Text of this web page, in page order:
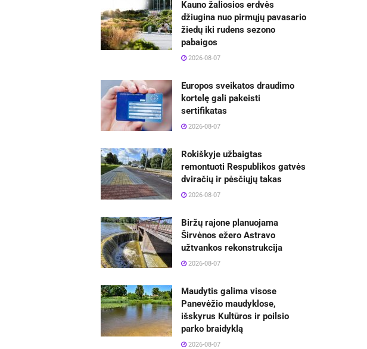
Kauno žaliosios erdvės
džiugina nuo pirmųjų pavasario
žiedų iki rudens sezono
pabaigos
2026-08-07
Europos sveikatos draudimo
kortelę gali pakeisti
sertifikatas
2026-08-07
Rokiškyje užbaigtas
remontuoti Respublikos gatvės
dviračių ir pėsčiųjų takas
2026-08-07
Biržų rajone planuojama
Širvėnos ežero Astravo
užtvankos rekonstrukcija
2026-08-07
Maudytis galima visose
Panevėžio maudyklose,
išskyrus Kultūros ir poilsio
parko braidyklą
2026-08-07